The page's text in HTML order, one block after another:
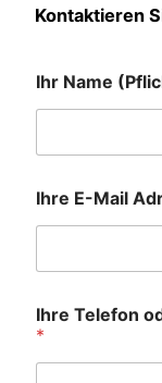
Kontaktieren
Ihr Name
Ihre E-Mail
Ihre Telefon
*